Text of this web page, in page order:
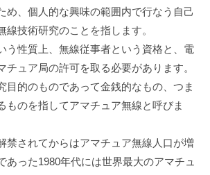
め、個人的な興味の範囲内で行なう自己
線技術研究のことを指します。
う性質上、無線従事者という資格と、電
チュア局の許可を取る必要があります。
目的のものであって金銭的なもの、つま
ものを指してアマチュア無線と呼びま
禁されてからはアマチュア無線人口が増
あった1980年代には世界最大のアマチュ